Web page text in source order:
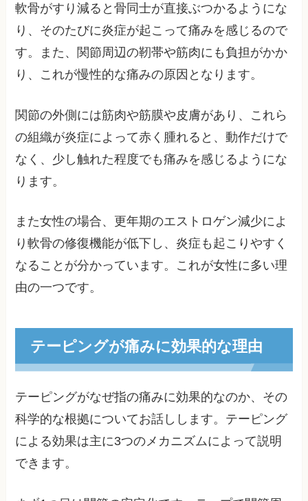
軟骨がすり減ると骨同士が直接ぶつかるようにな
り、そのたびに炎症が起こって痛みを感じるので
す。また、関節周辺の靭帯や筋肉にも負担がかか
り、これが慢性的な痛みの原因となります。
関節の外側には筋肉や筋膜や皮膚があり、これら
の組織が炎症によって赤く腫れると、動作だけで
なく、少し触れた程度でも痛みを感じるようにな
ります。
また女性の場合、更年期のエストロゲン減少によ
り軟骨の修復機能が低下し、炎症も起こりやすく
なることが分かっています。これが女性に多い理
由の一つです。
テーピングが痛みに効果的な理由
テーピングがなぜ指の痛みに効果的なのか、その
科学的な根拠についてお話しします。テーピング
による効果は主に3つのメカニズムによって説明
できます。